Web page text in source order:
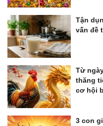
Tận
vấn đề
Từ
thăng
cơ hội
3 con